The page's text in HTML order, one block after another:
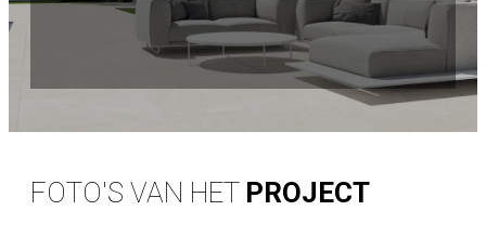
FOTO'S VAN HET PROJECT